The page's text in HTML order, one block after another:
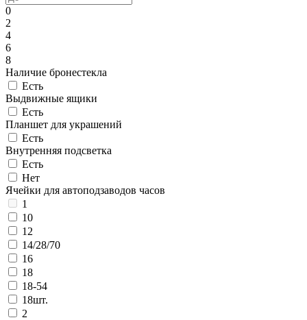
0
2
4
6
8
Наличие бронестекла
Есть
Выдвижные ящики
Есть
Планшет для украшений
Есть
Внутренняя подсветка
Есть
Нет
Ячейки для автоподзаводов часов
1
10
12
14/28/70
16
18
18-54
18шт.
2